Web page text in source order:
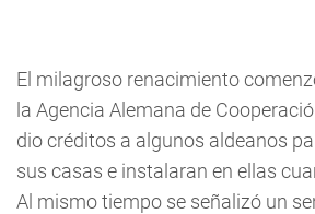
El milagroso renacimiento
la Agencia Alemana de
dio créditos a algunos aldeanos
sus casas e instalaran en ellas
Al mismo tiempo se señalizó un